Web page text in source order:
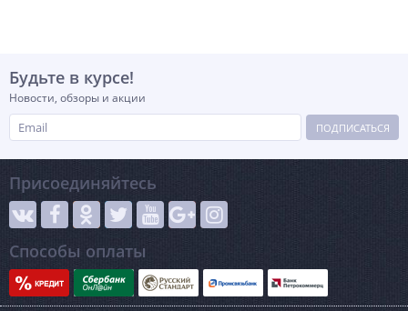
Будьте в курсе!
Новости, обзоры и акции
ПОДПИСАТЬСЯ
Присоединяйтесь
Способы оплаты